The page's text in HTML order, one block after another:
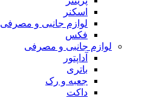
اسکنر
لوازم جانبی و مصرفی
فکس
لوازم جانبی و مصرفی
آداپتور
باتری
جعبه و رک
داکت